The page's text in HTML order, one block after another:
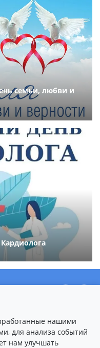
семьи, любви и
нашими
для анализа событий
нам улучшать